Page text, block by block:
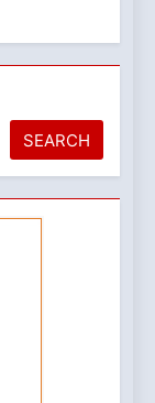
SEARCH
Never